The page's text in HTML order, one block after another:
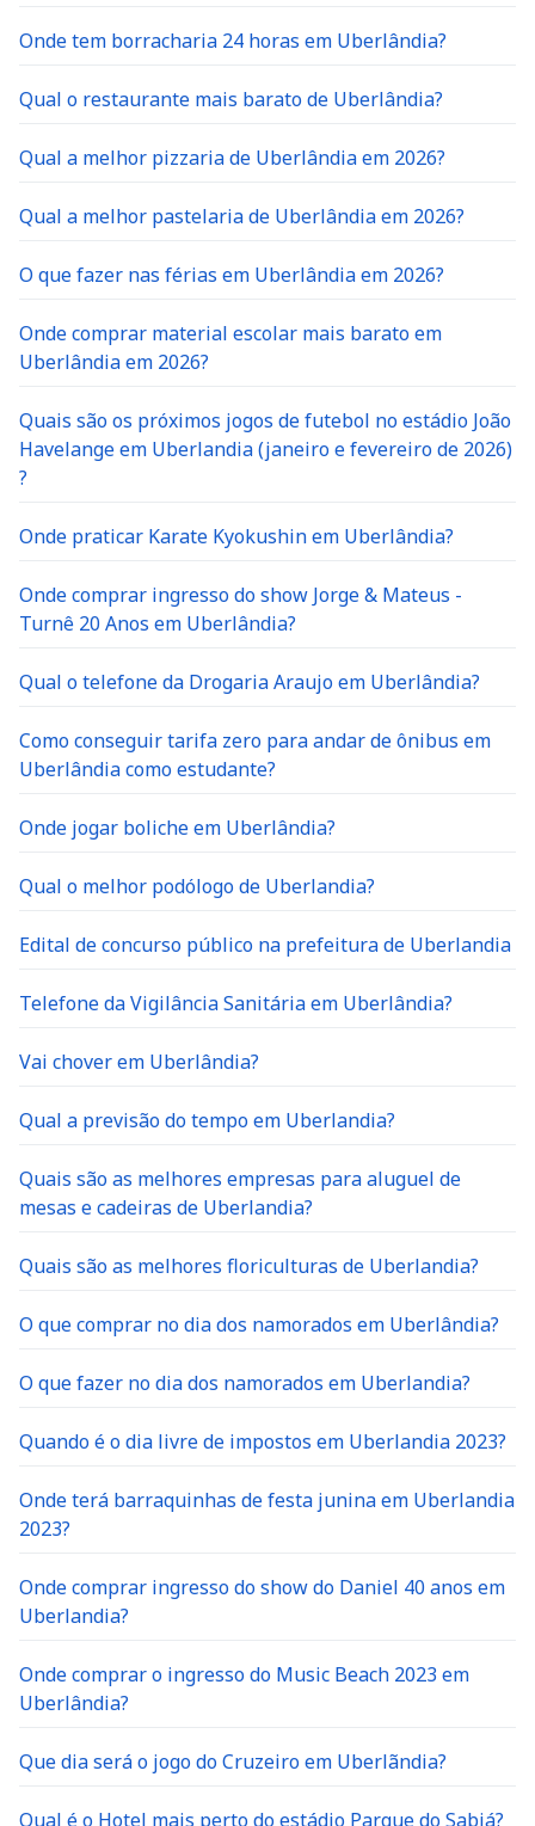
Onde tem borracharia 24 horas em Uberlândia?
Qual o restaurante mais barato de Uberlândia?
Qual a melhor pizzaria de Uberlândia em 2026?
Qual a melhor pastelaria de Uberlândia em 2026?
O que fazer nas férias em Uberlândia em 2026?
Onde comprar material escolar mais barato em
Uberlândia em 2026?
Quais são os próximos jogos de futebol no estádio João
Havelange em Uberlandia (janeiro e fevereiro de 2026)
?
Onde praticar Karate Kyokushin em Uberlândia?
Onde comprar ingresso do show Jorge & Mateus -
Turnê 20 Anos em Uberlândia?
Qual o telefone da Drogaria Araujo em Uberlândia?
Como conseguir tarifa zero para andar de ônibus em
Uberlândia como estudante?
Onde jogar boliche em Uberlândia?
Qual o melhor podólogo de Uberlandia?
Edital de concurso público na prefeitura de Uberlandia
Telefone da Vigilância Sanitária em Uberlândia?
Vai chover em Uberlândia?
Qual a previsão do tempo em Uberlandia?
Quais são as melhores empresas para aluguel de
mesas e cadeiras de Uberlandia?
Quais são as melhores floriculturas de Uberlandia?
O que comprar no dia dos namorados em Uberlândia?
O que fazer no dia dos namorados em Uberlandia?
Quando é o dia livre de impostos em Uberlandia 2023?
Onde terá barraquinhas de festa junina em Uberlandia
2023?
Onde comprar ingresso do show do Daniel 40 anos em
Uberlandia?
Onde comprar o ingresso do Music Beach 2023 em
Uberlândia?
Que dia será o jogo do Cruzeiro em Uberlãndia?
Qual é o Hotel mais perto do estádio Parque do Sabiá?